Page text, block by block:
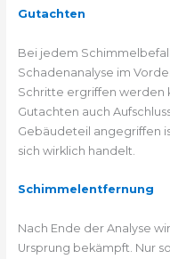
Gutachten
Bei jedem
Schadenanalyse im
Schritte ergriffen werden
Gutachten auch
Gebäudeteil angegriffen
sich wirklich handelt.
Schimmelentfernung
Nach Ende der Analyse
Ursprung bekämpft. Nur